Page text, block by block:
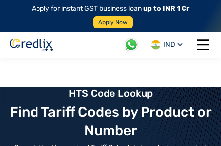
Apply for instant GST business loanup to INR 1 Cr
Apply Now
IND
Open
HTS Code Lookup
Find Tariff Codes by Product or
Number